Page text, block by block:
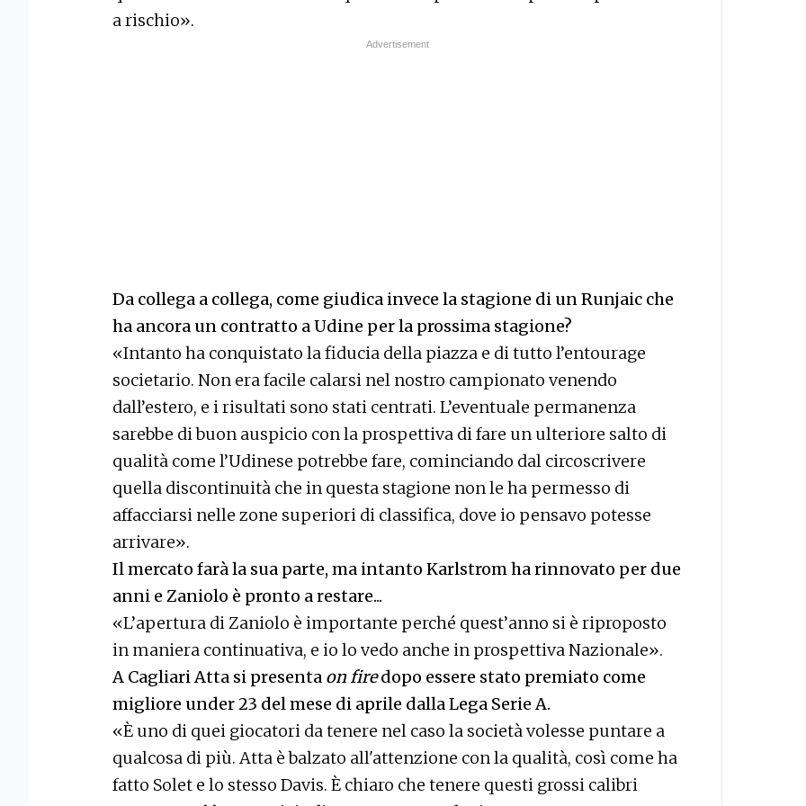
a rischio».
Da collega a collega, come giudica invece la stagione di un Runjaic che
ha ancora un contratto a Udine per la prossima stagione?
«Intanto ha conquistato la fiducia della piazza e di tutto l’entourage
societario. Non era facile calarsi nel nostro campionato venendo
dall’estero, e i risultati sono stati centrati. L’eventuale permanenza
sarebbe di buon auspicio con la prospettiva di fare un ulteriore salto di
qualità come l’Udinese potrebbe fare, cominciando dal circoscrivere
quella discontinuità che in questa stagione non le ha permesso di
affacciarsi nelle zone superiori di classifica, dove io pensavo potesse
arrivare».
Il mercato farà la sua parte, ma intanto Karlstrom ha rinnovato per due
anni e Zaniolo è pronto a restare...
«L’apertura di Zaniolo è importante perché quest’anno si è riproposto
in maniera continuativa, e io lo vedo anche in prospettiva Nazionale».
A Cagliari Atta si presenta on firedopo essere stato premiato come
migliore under 23 del mese di aprile dalla Lega Serie A.
«È uno di quei giocatori da tenere nel caso la società volesse puntare a
qualcosa di più. Atta è balzato all'attenzione con la qualità, così come ha
fatto Solet e lo stesso Davis. È chiaro che tenere questi grossi calibri